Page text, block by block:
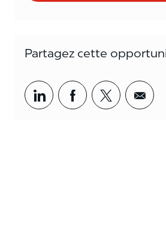
Partagez cette
Partager par LinkedIn
Partager par
<span